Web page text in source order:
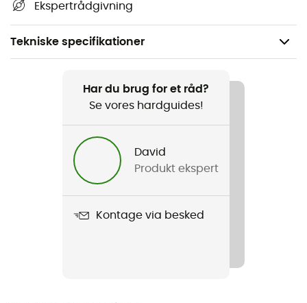
Ekspertrådgivning
Tekniske specifikationer
Svømning / Surf / Det daglige liv
Har du brug for et råd?
Se vores hardguides!
David
Produkt ekspert
Kontage via besked